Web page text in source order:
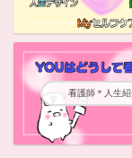
看護師＊人生